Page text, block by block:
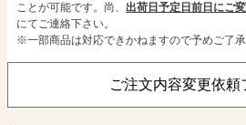
ことが可能です。尚、 出荷日予定日前日にご
にてご連絡下さい。
※一部商品は対応できかねますので予めご了
ご注文内容変更依頼